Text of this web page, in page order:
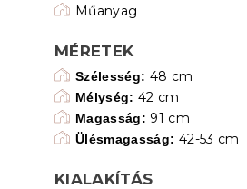
Műanyag
MÉRETEK
Szélesség: 48 cm
Mélység: 42 cm
Magasság: 91 cm
Ülésmagasság: 42-53 cm
KIALAKÍTÁS